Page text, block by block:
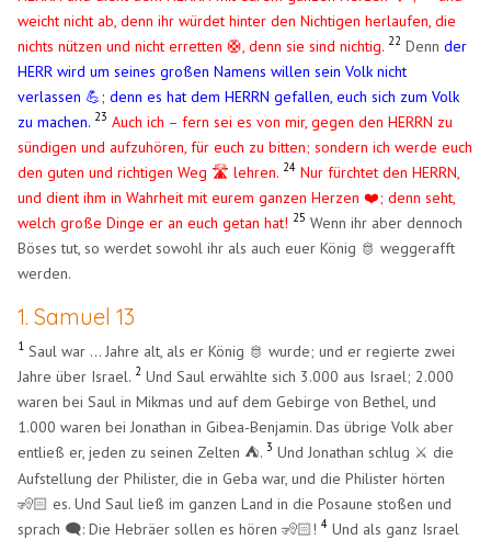
weicht nicht ab, denn ihr würdet hinter den Nichtigen herlaufen, die
nichts nützen und nicht erretten 🛟, denn sie sind nichtig. 22 Dennder
HERR wird um seines großen Namens willen sein Volk nicht
verlassen 💪; denn es hat dem HERRN gefallen, euch sich zum Volk
zu machen. 23 Auch ich – fern sei es von mir, gegen den HERRN zu
sündigen und aufzuhören, für euch zu bitten; sondern ich werde euch
den guten und richtigen Weg 🛣️ lehren. 24 Nur fürchtet den HERRN,
und dient ihm in Wahrheit mit eurem ganzen Herzen ❤️; denn seht,
welch große Dinge er an euch getan hat! 25 Wenn ihr aber dennoch
Böses tut, so werdet sowohl ihr als auch euer König 🫅 weggerafft
werden.
1. Samuel 13
1 Saul war … Jahre alt, als er König 🫅 wurde; und er regierte zwei
Jahre über Israel. 2 Und Saul erwählte sich 3.000 aus Israel; 2.000
waren bei Saul in Mikmas und auf dem Gebirge von Bethel, und
1.000 waren bei Jonathan in Gibea-Benjamin. Das übrige Volk aber
entließ er, jeden zu seinen Zelten ⛺.3 Und Jonathan schlug ⚔️ die
Aufstellung der Philister, die in Geba war, und die Philister hörten
🧏🏻 es. Und Saul ließ im ganzen Land in die Posaune stoßen und
sprach 🗨️: Die Hebräer sollen es hören 🧏🏻!4 Und als ganz Israel